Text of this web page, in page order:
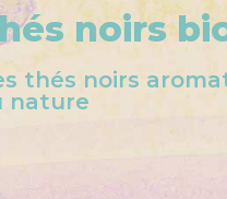
noirs
thés noirs
nature